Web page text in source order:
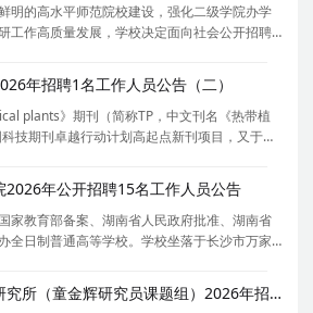
明的高水平师范院校建设，强化二级学院办学
工作高质量发展，学校决定面向社会公开招聘
头人。根据《海南省事业单位公开招聘工作人
2025〕2号）等有关规定，
年招聘1名工作人员公告（二）
plants》期刊（简称TP，中文刊名《热带植
技期刊卓越行动计划高起点新刊项目，又于
ESCI数据库和中国科学引文数据库（CSCD）
带植物研究领域的专业英文学
2026年公开招聘15名工作人员公告
家教育部备案、湖南省人民政府批准、湖南省
全日制普通高等学校。学校坐落于长沙市万家
校始终坚持传承大地文化,培养高素质技术技能
改革创新,获得教育部人
武汉理工大学新材料研究所（童金辉研究员课题组）2026年招聘2名博士后启事